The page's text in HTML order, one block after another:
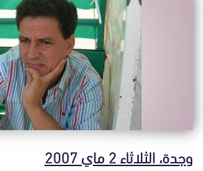
وجدة، الثلاثاء 2 ماي 2007